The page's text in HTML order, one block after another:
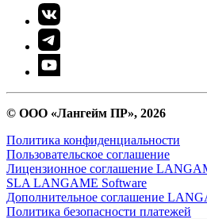
© ООО «Лангейм ПР», 2026
Политика конфиденциальности
Пользовательское соглашение
Лицензионное соглашение
SLA LANGAME Software
Дополнительное соглашение
Политика безопасности платежей